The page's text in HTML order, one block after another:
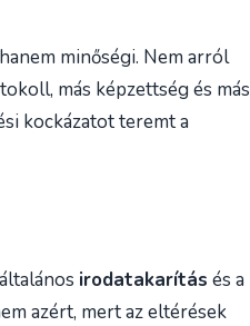
minőségi. Nem arról
más képzettség és más
kockázatot teremt a
irodatakarítás és a
azért, mert az eltérések